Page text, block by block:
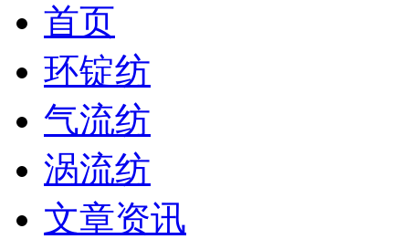
首页
环锭纺
气流纺
涡流纺
文章资讯